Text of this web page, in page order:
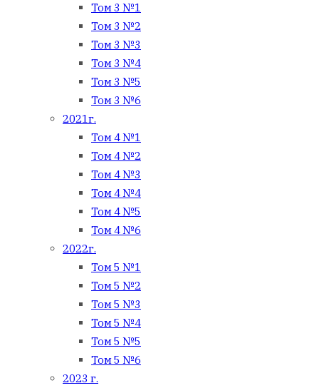
Том 3 №1
Том 3 №2
Том 3 №3
Том 3 №4
Том 3 №5
Том 3 №6
2021г.
Том 4 №1
Том 4 №2
Том 4 №3
Том 4 №4
Том 4 №5
Том 4 №6
2022г.
Том 5 №1
Том 5 №2
Том 5 №3
Том 5 №4
Том 5 №5
Том 5 №6
2023 г.